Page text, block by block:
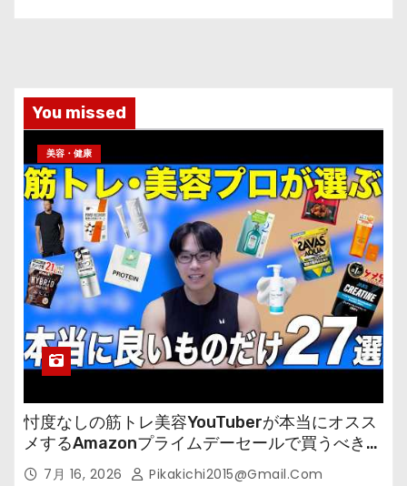
You missed
美容・健康
忖度なしの筋トレ美容YouTuberが本当にオスス
メするAmazonプライムデーセールで買うべきも
の 7月 16, 2026 Pikakichi2015@gmail.com